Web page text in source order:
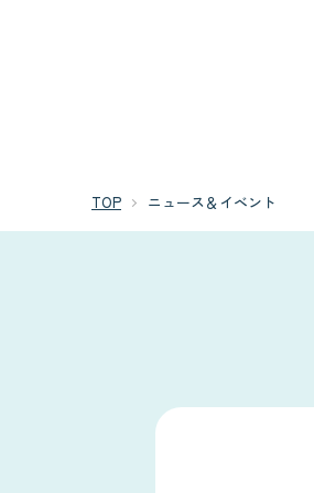
TOP ニュース＆イベント